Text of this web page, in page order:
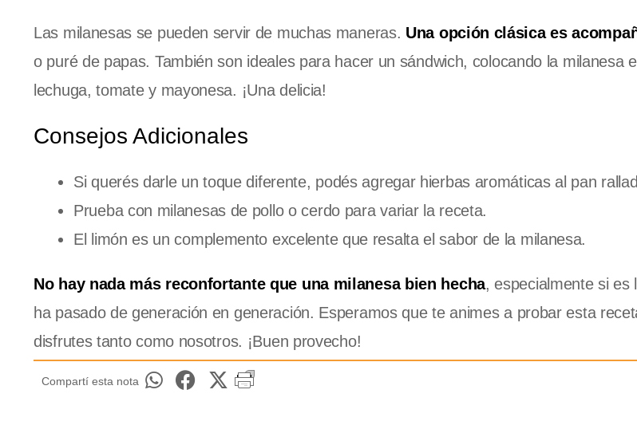
Las milanesas se pueden servir de muchas maneras. Una opción clásica es
o puré de papas. También son ideales para hacer un sándwich, colocando la milanesa
lechuga, tomate y mayonesa. ¡Una delicia!
Consejos Adicionales
Si querés darle un toque diferente, podés agregar hierbas aromáticas al pan
Prueba con milanesas de pollo o cerdo para variar la receta.
El limón es un complemento excelente que resalta el sabor de la milanesa.
No hay nada más reconfortante que una milanesa bien hecha, especialmente si es
ha pasado de generación en generación. Esperamos que te animes a probar esta
disfrutes tanto como nosotros. ¡Buen provecho!
Compartí esta nota